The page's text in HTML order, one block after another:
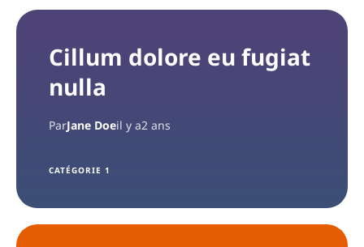
Cillum dolore eu fugiat
nulla
ParJane Doeil y a2 ans
CATÉGORIE 1